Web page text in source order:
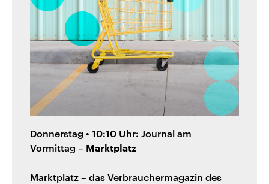
Donnerstag • 10:10 Uhr: Journal am
Vormittag – Marktplatz
Marktplatz – das Verbrauchermagazin des